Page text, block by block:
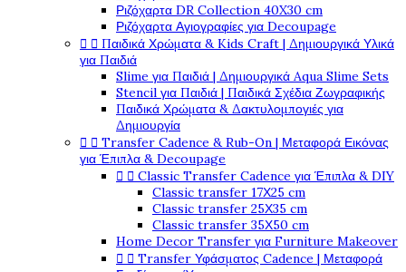
Ριζόχαρτα DR Collection 40X30 cm
Ριζόχαρτα Αγιογραφίες για Decoupage
  Παιδικά Χρώματα & Kids Craft | Δημιουργικά Υλικά
για Παιδιά
Slime για Παιδιά | Δημιουργικά Aqua Slime Sets
Stencil για Παιδιά | Παιδικά Σχέδια Ζωγραφικής
Παιδικά Χρώματα & Δακτυλομπογιές για
Δημιουργία
  Transfer Cadence & Rub-On | Μεταφορά Εικόνας
για Έπιπλα & Decoupage
  Classic Transfer Cadence για Έπιπλα & DIY
Classic transfer 17Χ25 cm
Classic transfer 25Χ35 cm
Classic transfer 35Χ50 cm
Home Decor Transfer για Furniture Makeover
  Transfer Υφάσματος Cadence | Μεταφορά